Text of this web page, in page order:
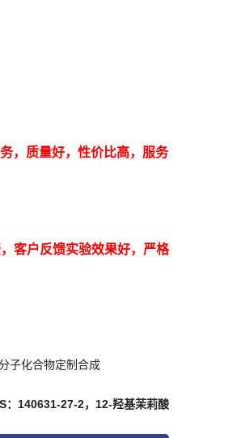
，质量好，性价比高，服务
客户反馈实验效果好，严格
子化合物定制合成
：140631-27-2，12-羟基茉莉酸